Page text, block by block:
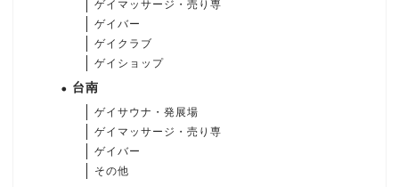
ゲイマッサージ・売り専
ゲイバー
ゲイクラブ
ゲイショップ
台南
ゲイサウナ・発展場
ゲイマッサージ・売り専
ゲイバー
その他